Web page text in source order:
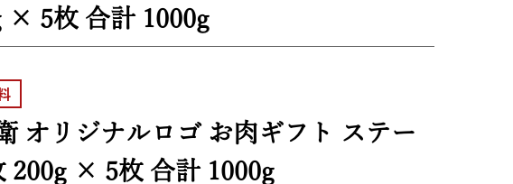
× 5枚 合計 1000g
オリジナルロゴ お肉ギフト ステー
200g × 5枚 合計 1000g